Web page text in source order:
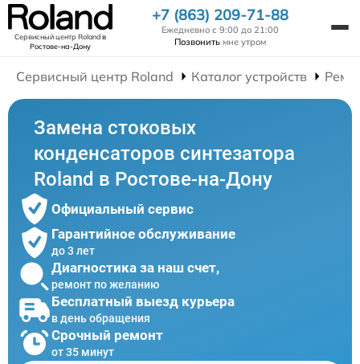
Сервисный центр Rolandв
Ростове-на-Дону
+7 (863) 209-71-88
Ежедневно с 9:00 до 21:00
Позвонить мне утром
Сервисный центр Roland Каталог устройств
Замена стоковых
конденсаторов синтезатора
Roland в Ростове-на-Дону
Официальный сервис
Гарантийное обслуживание
до 3 лет
Диагностика за наш счет,
ремонт по желанию
Бесплатный выезд курьера
в день обращения
Срочный ремонт
от 35 минут